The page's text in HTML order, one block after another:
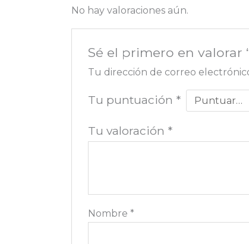
No hay valoraciones aún.
Sé el primero en valorar
Tu dirección de correo
Tu puntuación *
Tu valoración *
Nombre *